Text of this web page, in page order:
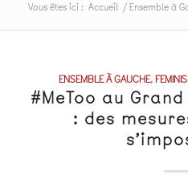
Vous êtes ici : Accueil / Ensemble à
ENSEMBLE À GAUCHE,
#MeToo au
: des